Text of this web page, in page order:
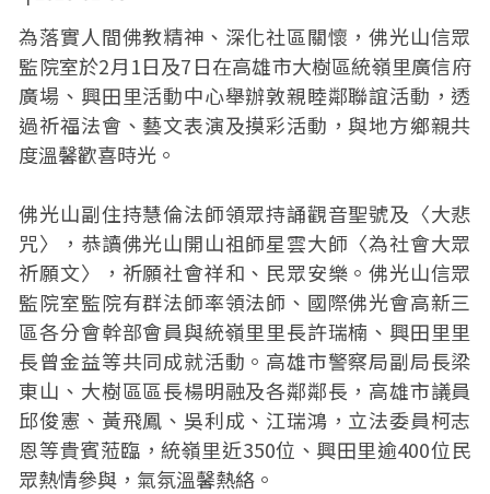
為落實人間佛教精神、深化社區關懷，佛光山信眾
監院室於2月1日及7日在高雄市大樹區統嶺里廣信府
廣場、興田里活動中心舉辦敦親睦鄰聯誼活動，透
過祈福法會、藝文表演及摸彩活動，與地方鄉親共
度溫馨歡喜時光。
佛光山副住持慧倫法師領眾持誦觀音聖號及〈大悲
咒〉，恭讀佛光山開山祖師星雲大師〈為社會大眾
祈願文〉，祈願社會祥和、民眾安樂。佛光山信眾
監院室監院有群法師率領法師、國際佛光會高新三
區各分會幹部會員與統嶺里里長許瑞楠、興田里里
長曾金益等共同成就活動。高雄市警察局副局長梁
東山、大樹區區長楊明融及各鄰鄰長，高雄市議員
邱俊憲、黃飛鳳、吳利成、江瑞鴻，立法委員柯志
恩等貴賓蒞臨，統嶺里近350位、興田里逾400位民
眾熱情參與，氣氛溫馨熱絡。